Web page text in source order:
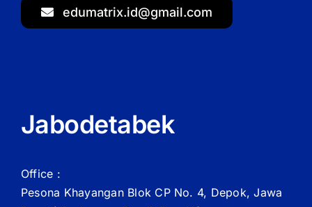
edumatrix.id@gmail.com
Jabodetabek
Office :
Pesona Khayangan Blok CP No. 4, Depok, Jawa